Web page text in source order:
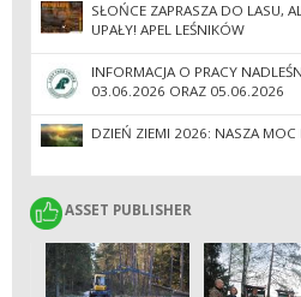
SŁOŃCE ZAPRASZA DO LASU,
UPAŁY! APEL LEŚNIKÓW
INFORMACJA O PRACY
03.06.2026 ORAZ 05.06.2026
DZIEŃ ZIEMI 2026: NASZA MOC
ASSET PUBLISHER
ASSET PUBLISHER